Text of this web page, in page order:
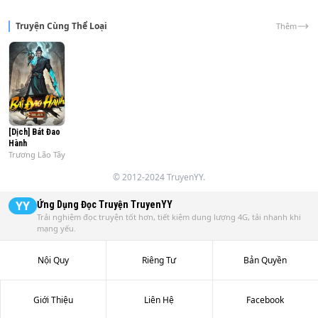
Truyện Cùng Thể Loại Thêm
[Dịch] Bát Đao
Hành
Trương Lão Tây
© 2012-2024 TruyenYY.
YY Ứng Dụng Đọc Truyện TruyenYY
Trải nghiệm đọc truyện tốt hơn, tiết kiệm dung lượng 4G, tải nhanh khi
mạng yếu.
Nội Quy Riêng Tư Bản Quyền
Giới Thiệu Liên Hệ Facebook